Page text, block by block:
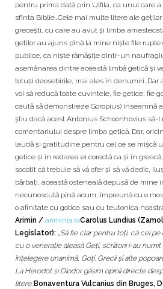
pentru prima dată prin Ulfila, ca unul care
sfînta Biblie…Cele mai multe litere ale
greceşti, cu care au avut şi limba
geţilor au ajuns pînă la mine nişte file rupte
publice, ca nişte rămăşiţe dintr-un
asemănarea dintre această limbă getică şi
totuşi deosebirile, mai ales în denumiri…Dar
voi să reducă toate cuvintele, fie getice, fie
caută să demonstreze Goropius) înseamnă
ştiu dacă acest Antonius Schoonhovius
comentariului despre limba getică. Dar,
laudă şi gratitudine pentru cel ce se mişcă
getice şi în redarea ei corectă ca şi în
socotit că trebuie să vă ofer şi să vă dedic,
bărbaţi, această osteneală depusă de mine
necunoscută pînă acum, împreună cu o
o afinitate cu gotica sau cu teutonica
Arimin / ariminia.roCarolus Lundius
Legislator): „Să fie clar pentru toţi, că cei
cu o veneraţie aleasă Geţi, scriitorii i-au
înţelegere unanimă, Goţi. Grecii şi alte
La Herodot şi Diodor găsim opinii directe
litere.”Bonaventura Vulcanius din Bruges,